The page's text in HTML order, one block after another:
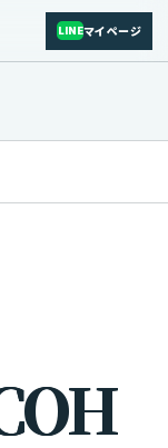
LINEマイページ
OH